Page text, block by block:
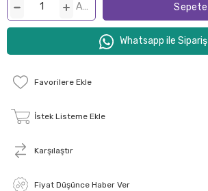
ADET
Whatsapp ile Sipariş
Favorilere Ekle
İstek Listeme Ekle
Karşılaştır
Fiyat Düşünce Haber Ver